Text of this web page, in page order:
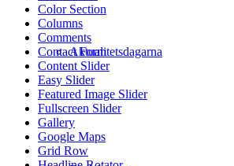
Aktualitetsdagarna
Color Section
Columns
Comments
Contact Form
Content Slider
Easy Slider
Featured Image Slider
Fullscreen Slider
Gallery
Google Maps
Grid Row